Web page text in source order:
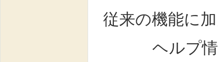
従来の機能に
ヘルプ